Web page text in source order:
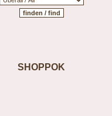
SHOPPOK